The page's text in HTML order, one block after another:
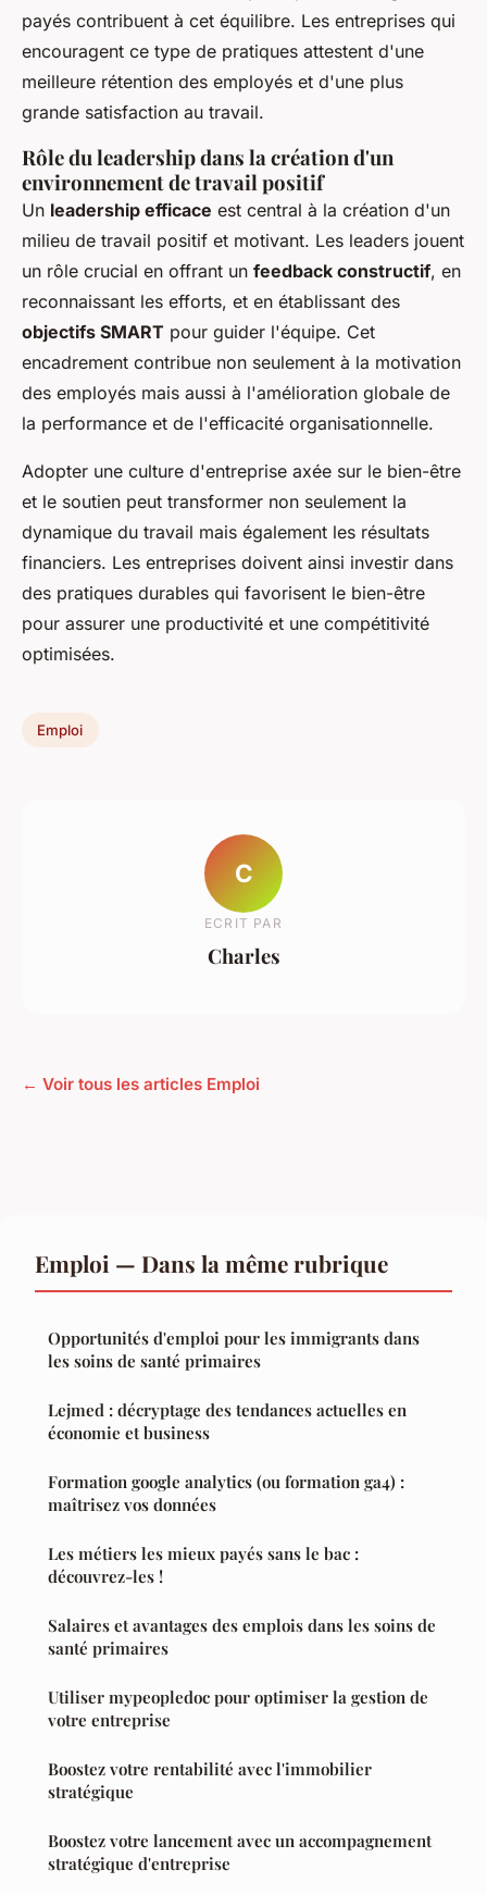
payés contribuent à cet équilibre. Les entreprises qui
encouragent ce type de pratiques attestent d'une
meilleure rétention des employés et d'une plus
grande satisfaction au travail.
Rôle du leadership dans la création d'un
environnement de travail positif
Un leadership efficace est central à la création d'un
milieu de travail positif et motivant. Les leaders jouent
un rôle crucial en offrant un feedback constructif, en
reconnaissant les efforts, et en établissant des
objectifs SMART pour guider l'équipe. Cet
encadrement contribue non seulement à la motivation
des employés mais aussi à l'amélioration globale de
la performance et de l'efficacité organisationnelle.
Adopter une culture d'entreprise axée sur le bien-être
et le soutien peut transformer non seulement la
dynamique du travail mais également les résultats
financiers. Les entreprises doivent ainsi investir dans
des pratiques durables qui favorisent le bien-être
pour assurer une productivité et une compétitivité
optimisées.
Emploi
C
ECRIT PAR
Charles
← Voir tous les articles Emploi
Emploi — Dans la même rubrique
Opportunités d'emploi pour les immigrants dans
les soins de santé primaires
Lejmed : décryptage des tendances actuelles en
économie et business
Formation google analytics (ou formation ga4) :
maîtrisez vos données
Les métiers les mieux payés sans le bac :
découvrez-les !
Salaires et avantages des emplois dans les soins de
santé primaires
Utiliser mypeopledoc pour optimiser la gestion de
votre entreprise
Boostez votre rentabilité avec l'immobilier
stratégique
Boostez votre lancement avec un accompagnement
stratégique d'entreprise